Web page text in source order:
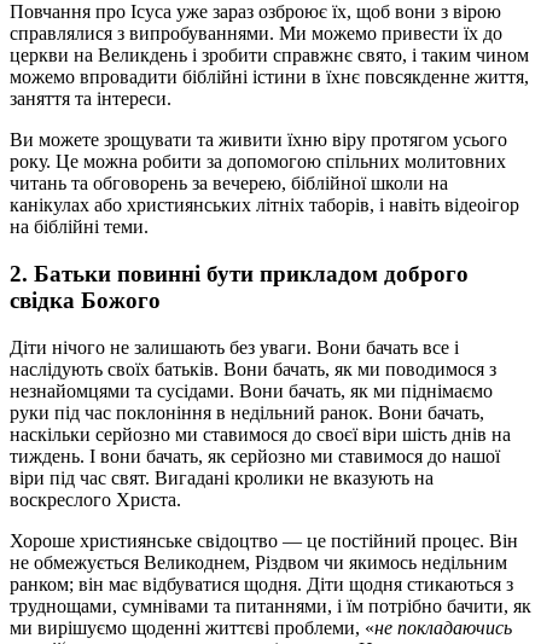
Повчання про Ісуса уже зараз озброює їх, щоб вони з вірою
справлялися з випробуваннями. Ми можемо привести їх до
церкви на Великдень і зробити справжнє свято, і таким чином
можемо впровадити біблійні істини в їхнє повсякденне життя,
заняття та інтереси.
Ви можете зрощувати та живити їхню віру протягом усього
року. Це можна робити за допомогою спільних молитовних
читань та обговорень за вечерею, біблійної школи на
канікулах або християнських літніх таборів, і навіть відеоігор
на біблійні теми.
2. Батьки повинні бути прикладом доброго
свідка Божого
Діти нічого не залишають без уваги. Вони бачать все і
наслідують своїх батьків. Вони бачать, як ми поводимося з
незнайомцями та сусідами. Вони бачать, як ми піднімаємо
руки під час поклоніння в недільний ранок. Вони бачать,
наскільки серйозно ми ставимося до своєї віри шість днів на
тиждень. І вони бачать, як серйозно ми ставимося до нашої
віри під час свят. Вигадані кролики не вказують на
воскреслого Христа.
Хороше християнське свідоцтво — це постійний процес. Він
не обмежується Великоднем, Різдвом чи якимось недільним
ранком; він має відбуватися щодня. Діти щодня стикаються з
труднощами, сумнівами та питаннями, і їм потрібно бачити, як
ми вирішуємо щоденні життєві проблеми, «не покладаючись